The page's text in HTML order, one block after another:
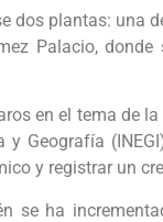
dos plantas: una
Palacio,
en el tema de
Geografía
y registrar un
se ha